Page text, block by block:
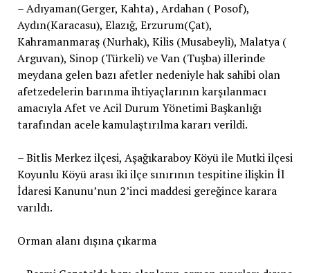
– Adıyaman(Gerger, Kahta) , Ardahan ( Posof),
Aydın(Karacasu), Elazığ, Erzurum(Çat),
Kahramanmaraş (Nurhak), Kilis (Musabeyli), Malatya (
Arguvan), Sinop (Türkeli) ve Van (Tuşba) illerinde
meydana gelen bazı afetler nedeniyle hak sahibi olan
afetzedelerin barınma ihtiyaçlarının karşılanmacı
amacıyla Afet ve Acil Durum Yönetimi Başkanlığı
tarafından acele kamulaştırılma kararı verildi.
– Bitlis Merkez ilçesi, Aşağıkaraboy Köyü ile Mutki ilçesi
Koyunlu Köyü arası iki ilçe sınırının tespitine ilişkin İl
İdaresi Kanunu’nun 2’inci maddesi gereğince karara
varıldı.
Orman alanı dışına çıkarma